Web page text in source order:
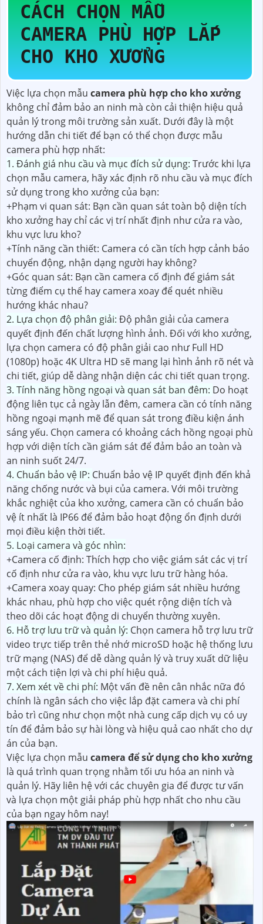
CÁCH CHỌN MẪU
CAMERA PHÙ HỢP LẮP
CHO KHO XƯỞNG
Việc lựa chọn mẫu camera phù hợp cho kho xưởng
không chỉ đảm bảo an ninh mà còn cải thiện hiệu quả
quản lý trong môi trường sản xuất. Dưới đây là một
hướng dẫn chi tiết để bạn có thể chọn được mẫu
camera phù hợp nhất:
1. Đánh giá nhu cầu và mục đích sử dụng: Trước khi lựa
chọn mẫu camera, hãy xác định rõ nhu cầu và mục đích
sử dụng trong kho xưởng của bạn:
+Phạm vi quan sát: Bạn cần quan sát toàn bộ diện tích
kho xưởng hay chỉ các vị trí nhất định như cửa ra vào,
khu vực lưu kho?
+Tính năng cần thiết: Camera có cần tích hợp cảnh báo
chuyển động, nhận dạng người hay không?
+Góc quan sát: Bạn cần camera cố định để giám sát
từng điểm cụ thể hay camera xoay để quét nhiều
hướng khác nhau?
2. Lựa chọn độ phân giải: Độ phân giải của camera
quyết định đến chất lượng hình ảnh. Đối với kho xưởng,
lựa chọn camera có độ phân giải cao như Full HD
(1080p) hoặc 4K Ultra HD sẽ mang lại hình ảnh rõ nét và
chi tiết, giúp dễ dàng nhận diện các chi tiết quan trọng.
3. Tính năng hồng ngoại và quan sát ban đêm: Do hoạt
động liên tục cả ngày lẫn đêm, camera cần có tính năng
hồng ngoại mạnh mẽ để quan sát trong điều kiện ánh
sáng yếu. Chọn camera có khoảng cách hồng ngoại phù
hợp với diện tích cần giám sát để đảm bảo an toàn và
an ninh suốt 24/7.
4. Chuẩn bảo vệ IP: Chuẩn bảo vệ IP quyết định đến khả
năng chống nước và bụi của camera. Với môi trường
khắc nghiệt của kho xưởng, camera cần có chuẩn bảo
vệ ít nhất là IP66 để đảm bảo hoạt động ổn định dưới
mọi điều kiện thời tiết.
5. Loại camera và góc nhìn:
+Camera cố định: Thích hợp cho việc giám sát các vị trí
cố định như cửa ra vào, khu vực lưu trữ hàng hóa.
+Camera xoay quay: Cho phép giám sát nhiều hướng
khác nhau, phù hợp cho việc quét rộng diện tích và
theo dõi các hoạt động di chuyển thường xuyên.
6. Hỗ trợ lưu trữ và quản lý: Chọn camera hỗ trợ lưu trữ
video trực tiếp trên thẻ nhớ microSD hoặc hệ thống lưu
trữ mạng (NAS) để dễ dàng quản lý và truy xuất dữ liệu
một cách tiện lợi và chi phí hiệu quả.
7. Xem xét về chi phí: Một vấn đề nên cân nhắc nữa đó
chính là ngân sách cho việc lắp đặt camera và chi phí
bảo trì cũng như chọn một nhà cung cấp dịch vụ có uy
tín để đảm bảo sự hài lòng và hiệu quả cao nhất cho dự
án của bạn.
Việc lựa chọn mẫu camera để sử dụng cho kho xưởng
là quá trình quan trọng nhằm tối ưu hóa an ninh và
quản lý. Hãy liên hệ với các chuyên gia để được tư vấn
và lựa chọn một giải pháp phù hợp nhất cho nhu cầu
của bạn ngay hôm nay!